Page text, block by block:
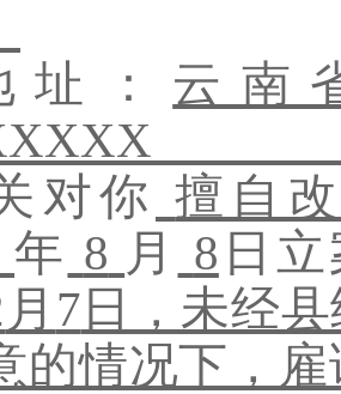
址： 云南
对你 擅自
年 8 月 8 日
月 7 日，未经
的情况下，